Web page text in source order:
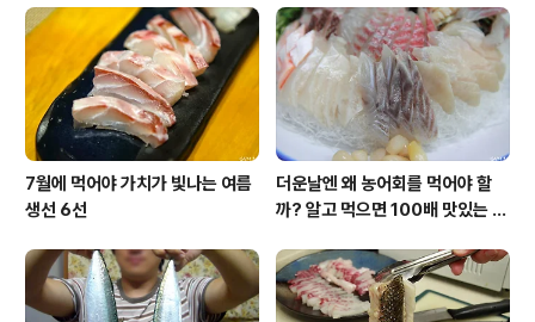
민, 조정연- 촬영 및 가편집 : 진석현- 영상 편집 : 김은진 h
ttps://youtu.be/Fv..
7월에 먹어야 가치가 빛나는 여름
생선 6선
더운날엔 왜 농어회를 먹어야 할
까? 알고 먹으면 100배 맛있는 농